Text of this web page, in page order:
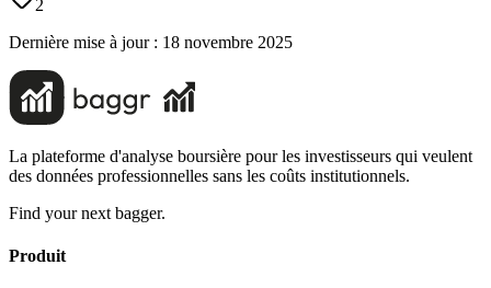
2
Dernière mise à jour : 18 novembre 2025
La plateforme d'analyse boursière pour les investisseurs qui veulent
des données professionnelles sans les coûts institutionnels.
Find your next bagger.
Produit